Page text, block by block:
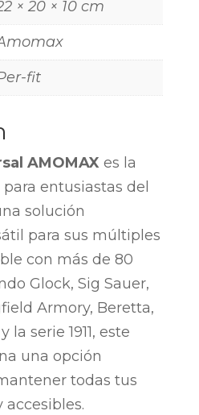
× 20 × 10 cm
fit
AMOMAX es la
entusiastas del
solución
para sus múltiples
con más de 80
Glock, Sig Sauer,
Armory, Beretta,
la serie 1911, este
una opción
todas tus
accesibles.